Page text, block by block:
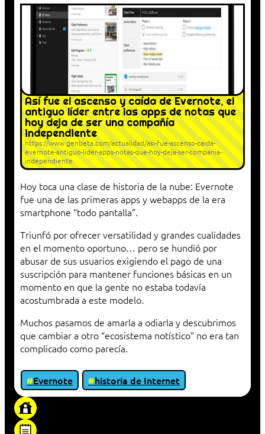
Así fue el ascenso y caída de Evernote, el
antiguo líder entre las apps de notas que
hoy deja de ser una compañía
independiente
https://www.genbeta.com/actualidad/asi-fue-ascenso-caida-
evernote-antiguo-lider-apps-notas-que-hoy-deja-ser-compania-
independiente
Hoy toca una clase de historia de la nube: Evernote
fue una de las primeras apps y webapps de la era
smartphone “todo pantalla”.
Triunfó por ofrecer versatilidad y grandes cualidades
en el momento oportuno… pero se hundió por
abusar de sus usuarios exigiendo el pago de una
suscripción para mantener funciones básicas en un
momento en que la gente no estaba todavía
acostumbrada a este modelo.
Muchos pasamos de amarla a odiarla y descubrimos
que cambiar a otro “ecosistema notístico” no era tan
complicado como parecía.
Evernote
historia de Internet